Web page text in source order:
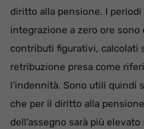
diritto alla pensione. I periodi
integrazione a zero ore sono
contributi figurativi, calcolati
retribuzione presa come
l’indennità. Sono utili quindi
che per il diritto alla
dell’assegno sarà più